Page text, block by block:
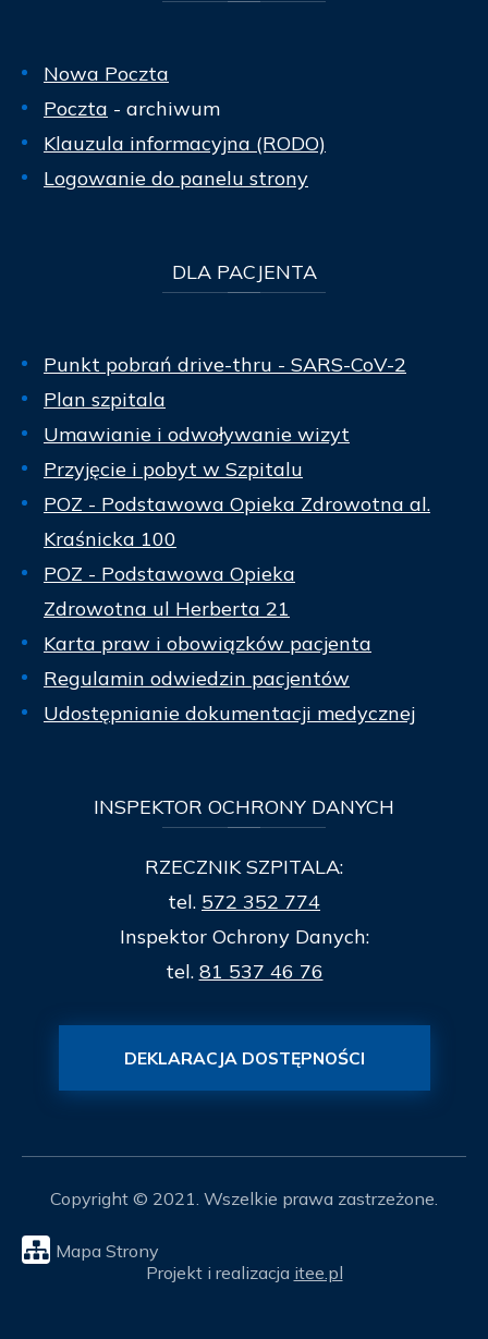
Nowa Poczta
Poczta - archiwum
Klauzula informacyjna (RODO)
Logowanie do panelu strony
DLAPACJENTA
Punkt pobrań drive-thru - SARS-CoV-2
Plan szpitala
Umawianie i odwoływanie wizyt
Przyjęcie i pobyt w Szpitalu
POZ - Podstawowa Opieka Zdrowotna al.
Kraśnicka 100
POZ - Podstawowa Opieka
Zdrowotna ul Herberta 21
Karta praw i obowiązków pacjenta
Regulamin odwiedzin pacjentów
Udostępnianie dokumentacji medycznej
INSPEKTOR OCHRONY DANYCH
RZECZNIK SZPITALA:
tel. 572 352 774
Inspektor Ochrony Danych:
tel. 81 537 46 76
DEKLARACJA DOSTĘPNOŚCI
Copyright © 2021. Wszelkie prawa zastrzeżone.
Mapa Strony
Projekt i realizacja itee.pl